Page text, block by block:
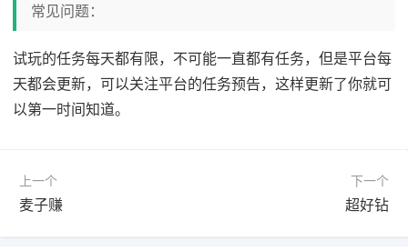
常见问题：
试玩的任务每天都有限，不可能一直都有任务，但是平台每
天都会更新，可以关注平台的任务预告，这样更新了你就可
以第一时间知道。
上一个
麦子赚
下一个
超好钻